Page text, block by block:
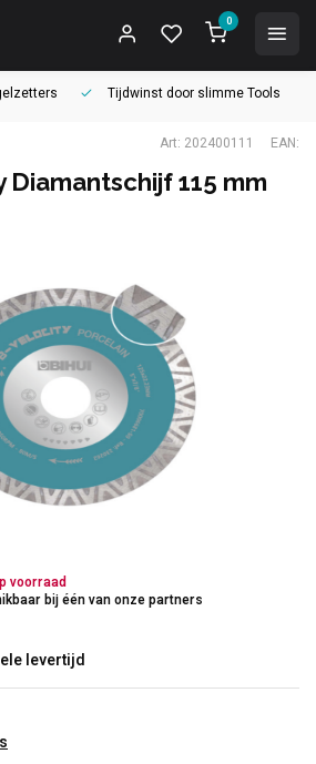
0
Tijdwinst door slimme Tools
Art: 202400111 EAN:
Diamantschijf 115 mm
voorraad
bij één van onze partners
levertijd